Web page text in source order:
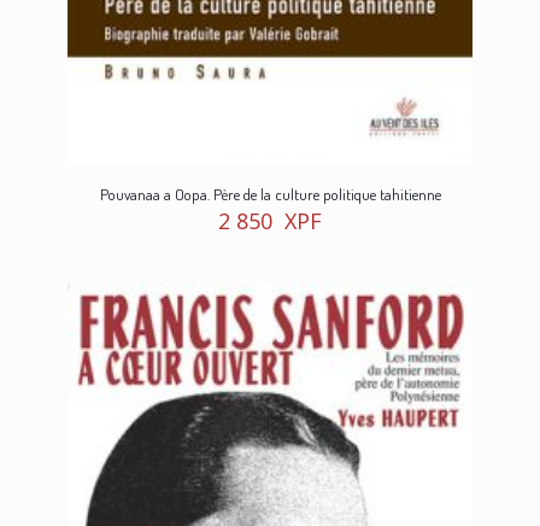
Pouvanaa a Oopa. Père de la culture politique tahitienne
2 850 XPF